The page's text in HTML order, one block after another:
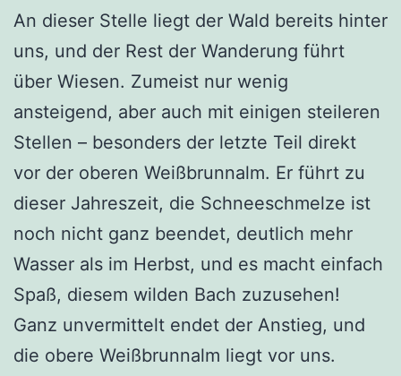
An dieser Stelle liegt der Wald bereits hinter
uns, und der Rest der Wanderung führt
über Wiesen. Zumeist nur wenig
ansteigend, aber auch mit einigen steileren
Stellen – besonders der letzte Teil direkt
vor der oberen Weißbrunnalm. Er führt zu
dieser Jahreszeit, die Schneeschmelze ist
noch nicht ganz beendet, deutlich mehr
Wasser als im Herbst, und es macht einfach
Spaß, diesem wilden Bach zuzusehen!
Ganz unvermittelt endet der Anstieg, und
die obere Weißbrunnalm liegt vor uns.